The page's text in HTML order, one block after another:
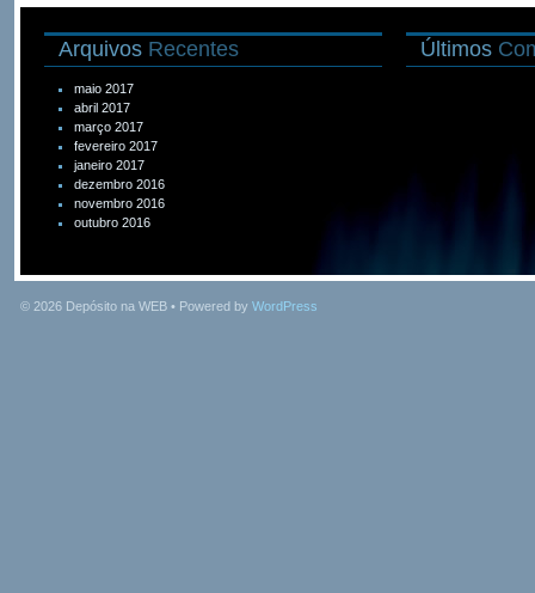
Arquivos Recentes
maio 2017
abril 2017
março 2017
fevereiro 2017
janeiro 2017
dezembro 2016
novembro 2016
outubro 2016
Últimos
© 2026 Depósito na WEB • Powered by WordPress